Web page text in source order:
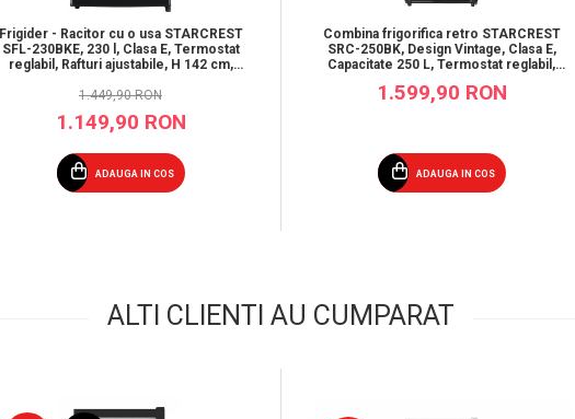
Frigider - Racitor cu o usa STARCREST
SFL-230BKE, 230 l, Clasa E, Termostat
reglabil, Rafturi ajustabile, H 142 cm,
1.449,90 RON
1.149,90 RON
ADAUGA IN COS
Combina frigorifica retro STARCREST
SRC-250BK, Design Vintage, Clasa E,
Capacitate 250 L, Termostat reglabil,
1.599,90 RON
ADAUGA IN COS
ALTI CLIENTI AU CUMPARAT